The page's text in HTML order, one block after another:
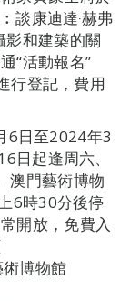
談康迪達‧赫弗
影和建築的關
“活動報名”
行登記，費用
6日至2024年3
日起逢周六、
澳門藝術博物
6時30分後停
開放，免費入
博物館